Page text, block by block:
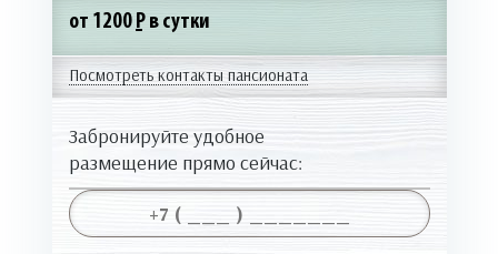
от 1200 Р в сутки
Посмотреть контакты пансионата
Забронируйте удобное
размещение прямо сейчас: